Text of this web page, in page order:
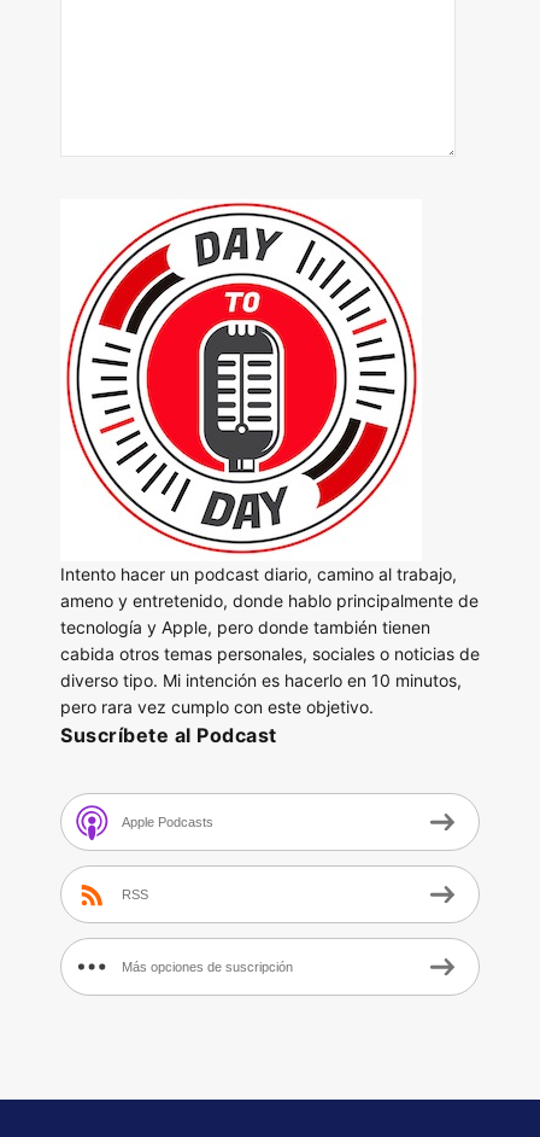
Intento hacer un podcast diario, camino al trabajo,
ameno y entretenido, donde hablo principalmente de
tecnología y Apple, pero donde también tienen
cabida otros temas personales, sociales o noticias de
diverso tipo. Mi intención es hacerlo en 10 minutos,
pero rara vez cumplo con este objetivo.
Suscríbete al Podcast
Apple Podcasts
RSS
Más opciones de suscripción